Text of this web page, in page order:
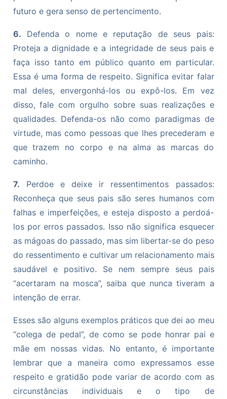
futuro e gera senso de pertencimento.
6. Defenda o nome e reputação de seus pais:
Proteja a dignidade e a integridade de seus pais e
faça isso tanto em público quanto em particular.
Essa é uma forma de respeito. Significa evitar falar
mal deles, envergonhá-los ou expô-los. Em vez
disso, fale com orgulho sobre suas realizações e
qualidades. Defenda-os não como paradigmas de
virtude, mas como pessoas que lhes precederam e
que trazem no corpo e na alma as marcas do
caminho.
7. Perdoe e deixe ir ressentimentos passados:
Reconheça que seus pais são seres humanos com
falhas e imperfeições, e esteja disposto a perdoá-
los por erros passados. Isso não significa esquecer
as mágoas do passado, mas sim libertar-se do peso
do ressentimento e cultivar um relacionamento mais
saudável e positivo. Se nem sempre seus pais
“acertaram na mosca”, saiba que nunca tiveram a
intenção de errar.
Esses são alguns exemplos práticos que dei ao meu
“colega de pedal”, de como se pode honrar pai e
mãe em nossas vidas. No entanto, é importante
lembrar que a maneira como expressamos esse
respeito e gratidão pode variar de acordo com as
circunstâncias individuais e o tipo de